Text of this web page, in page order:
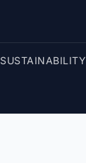
SUSTAINABILITY